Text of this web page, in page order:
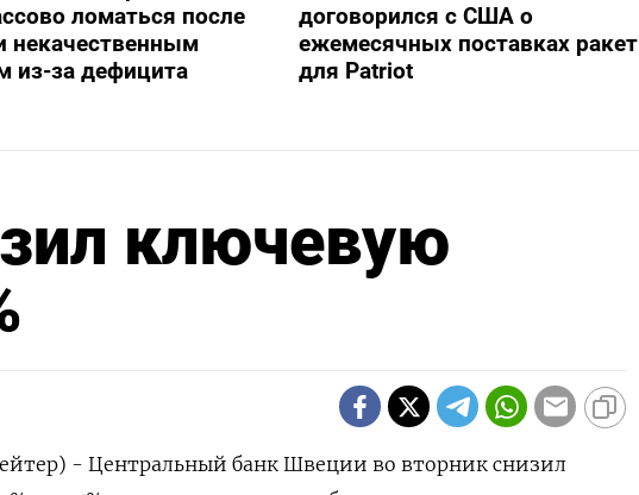
ломаться после
некачественным
из-за дефицита
договорился с США о
ежемесячных поставках ракет
для Patriot
ключевую
- Центральный банк Швеции во вторник снизил